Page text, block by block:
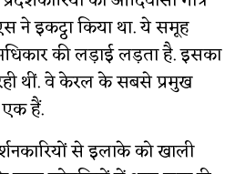
ने इकट्ठा किया था. ये समूह
की लड़ाई लड़ता है. इसका
थीं. वे केरल के सबसे प्रमुख
हैं.
से इलाके को खाली